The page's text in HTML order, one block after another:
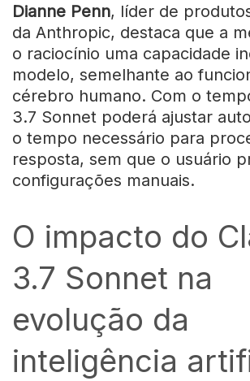
Dianne Penn, líder de
da Anthropic, destaca que a
o raciocínio uma capacidade
modelo, semelhante ao
cérebro humano. Com o
3.7 Sonnet poderá ajustar
o tempo necessário para
resposta, sem que o usuário
configurações manuais.
O impacto do
3.7 Sonnet na
evolução da
inteligência